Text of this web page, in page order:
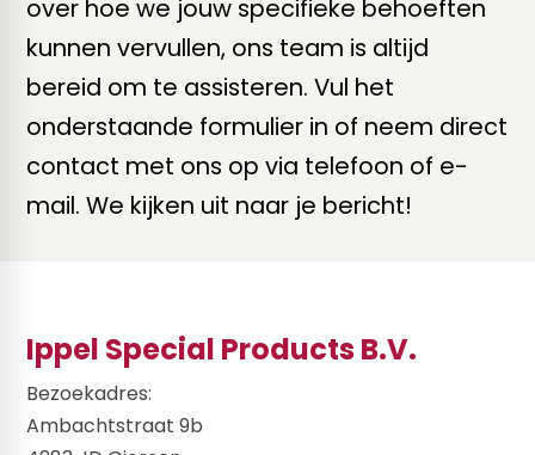
over hoe we jouw specifieke behoeften
kunnen vervullen, ons team is altijd
bereid om te assisteren. Vul het
onderstaande formulier in of neem direct
contact met ons op via telefoon of e-
mail. We kijken uit naar je bericht!
Ippel Special Products B.V.
Bezoekadres:
​​Ambachtstraat 9b